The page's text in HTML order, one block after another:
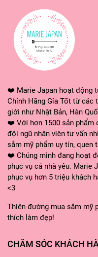
❤️ Marie Japan hoạt động
Chính Hãng Gía Tốt từ
giới như Nhật Bản, Hàn
❤️ Với hơn 1500 sản phẩm
đội ngũ nhân viên tư vấn
sắm mỹ phẩm uy tín, quen
❤️ Chúng mình đang hoạt
phục vụ cả nhà yêu. Marie
phục vụ hơn 5 triệu khách
<3
Thiên đường mua sắm mỹ
thích làm đẹp!
CHĂM SÓC KHÁCH